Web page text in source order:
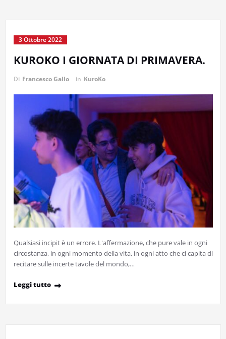
3 Ottobre 2022
KUROKO I GIORNATA DI PRIMAVERA.
Di Francesco Gallo in KuroKo
Qualsiasi incipit è un errore. L'affermazione, che pure vale in ogni
circostanza, in ogni momento della vita, in ogni atto che ci capita di
recitare sulle incerte tavole del mondo,…
Leggi tutto